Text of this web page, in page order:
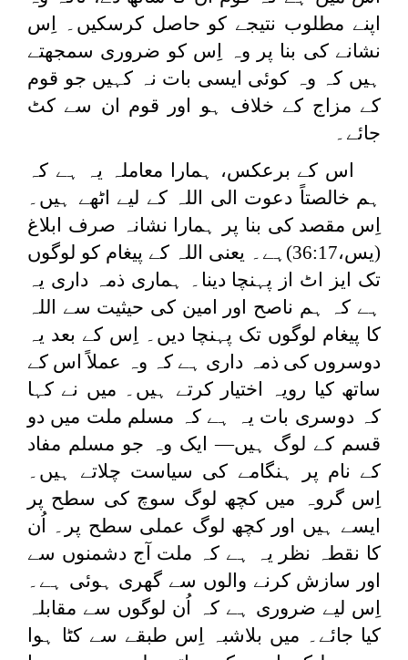
اپنے مطلوب نتیجے کو حاصل کرسکیں۔ اِس
نشانے کی بنا پر وہ اِس کو ضروری سمجھتے
ہیں کہ وہ کوئی ایسی بات نہ کہیں جو قوم
کے مزاج کے خلاف ہو اور قوم ان سے کٹ
جائے۔
اس کے برعکس، ہمارا معاملہ یہ ہے کہ
ہم خالصتاً دعوت الی اللہ کے لیے اٹھے ہیں۔
اِس مقصد کی بنا پر ہمارا نشانہ صرف ابلاغ
(یس،36:17)ہے۔ یعنی اللہ کے پیغام کو لوگوں
تک ایز اٹ از پہنچا دینا۔ ہماری ذمہ داری یہ
ہے کہ ہم ناصح اور امین کی حیثیت سے اللہ
کا پیغام لوگوں تک پہنچا دیں۔ اِس کے بعد یہ
دوسروں کی ذمہ داری ہے کہ وہ عملاً اس کے
ساتھ کیا رویہ اختیار کرتے ہیں۔ میں نے کہا
کہ دوسری بات یہ ہے کہ مسلم ملت میں دو
قسم کے لوگ ہیں— ایک وہ جو مسلم مفاد
کے نام پر ہنگامے کی سیاست چلاتے ہیں۔
اِس گروہ میں کچھ لوگ سوچ کی سطح پر
ایسے ہیں اور کچھ لوگ عملی سطح پر۔ اُن
کا نقطہ نظر یہ ہے کہ ملت آج دشمنوں سے
اور سازش کرنے والوں سے گھری ہوئی ہے۔
اِس لیے ضروری ہے کہ اُن لوگوں سے مقابلہ
کیا جائے۔ میں بلاشبہ اِس طبقے سے کٹا ہوا